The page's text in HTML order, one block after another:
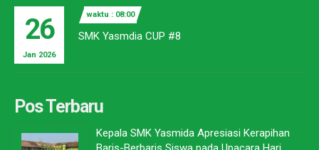
26
Jan 2026
waktu : 08:00
SMK Yasmdia CUP #8
Pos Terbaru
Kepala SMK Yasmida Apresiasi Kerapihan